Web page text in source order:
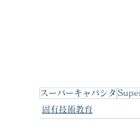
スーパーキャパシタ
固有技術教育